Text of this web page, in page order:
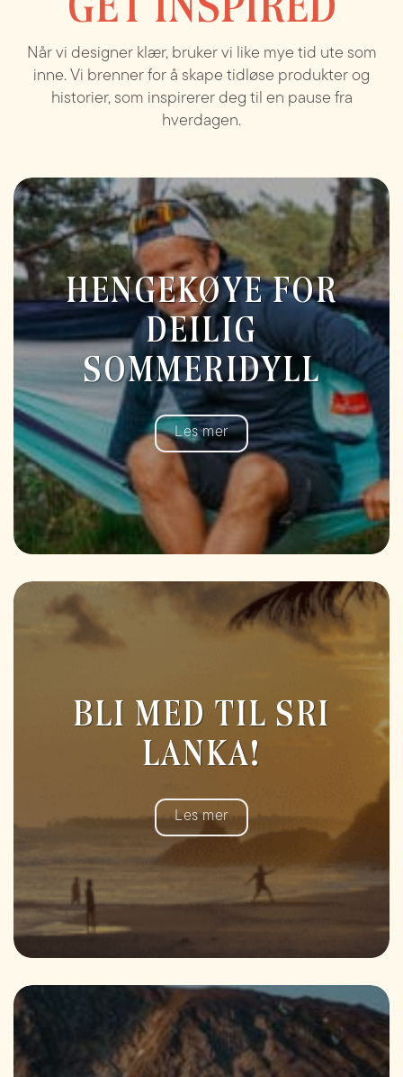
GET INSPIRED
Når vi designer klær, bruker vi like mye tid ute som
inne. Vi brenner for å skape tidløse produkter og
historier, som inspirerer deg til en pause fra
hverdagen.
HENGEKØYE FOR
DEILIG
SOMMERIDYLL
Les mer
BLI MED TIL SRI
LANKA!
Les mer